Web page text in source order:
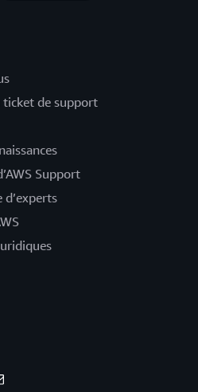
de support
Support
d’experts